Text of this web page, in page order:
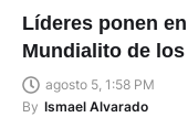
Líderes ponen
Mundialito de
agosto 5, 1:58 PM
By Ismael Alvarado